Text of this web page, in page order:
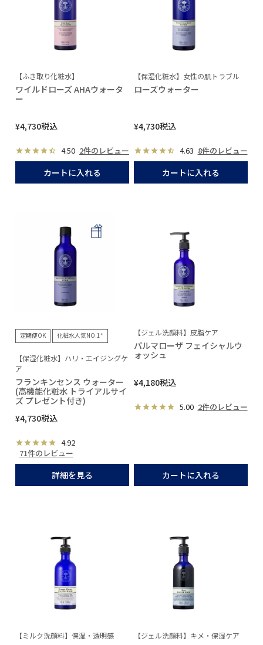
【ふき取り化粧水】
ワイルドローズ AHAウォータ
ー
¥4,730税込
4.50 2件のレビュー
カートに入れる
【保湿化粧水】女性の肌トラブル
ローズウォーター
¥4,730税込
4.63 8件のレビュー
カートに入れる
定期便OK 化粧水人気NO.1*
【保湿化粧水】ハリ・エイジングケ
ア
フランキンセンス ウォーター
(高機能化粧水 トライアルサイ
ズ プレゼント付き)
¥4,730税込
4.92
71件のレビュー
詳細を見る
【ジェル洗顔料】皮脂ケア
パルマローザ フェイシャルウ
ォッシュ
¥4,180税込
5.00 2件のレビュー
カートに入れる
【ミルク洗顔料】保湿・透明感 【ジェル洗顔料】キメ・保湿ケア